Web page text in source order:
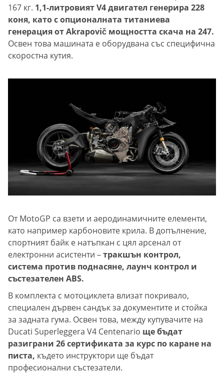
167 кг. 1,1-литровият V4 двигател генерира 228
коня, като с опционалната титаниева
генерация от Akrapovič мощността скача на 247.
Освен това машината е оборудвана със специфична
скоростна кутия.
От MotoGP са взети и аеродинамичните елементи,
като например карбоновите крила. В допълнение,
спортният байк е натъпкан с цял арсенал от
електронни асистенти –тракшън контрол,
система против поднасяне, лаунч контрол и
състезателен ABS.
В комплекта с мотоциклета влизат покривало,
специален дървен сандък за документите и стойка
за задната гума. Освен това, между купувачите на
Ducati Superleggera V4 Centenario ще бъдат
разиграни 26 сертификата за курс по каране на
писта, където инструктори ще бъдат
професионални състезатели.